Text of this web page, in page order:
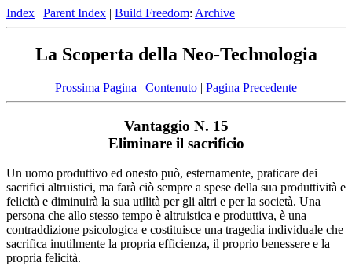
Index | Parent Index | Build Freedom: Archive
La Scoperta della Neo-Technologia
Prossima Pagina | Contenuto | Pagina Precedente
Vantaggio N. 15
Eliminare il sacrificio
Un uomo produttivo ed onesto può, esternamente, praticare dei
sacrifici altruistici, ma farà ciò sempre a spese della sua produttività e
felicità e diminuirà la sua utilità per gli altri e per la società. Una
persona che allo stesso tempo è altruistica e produttiva, è una
contraddizione psicologica e costituisce una tragedia individuale che
sacrifica inutilmente la propria efficienza, il proprio benessere e la
propria felicità.